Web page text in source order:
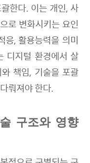
한다. 이는 개인, 사
로 변화시키는 요인
응, 활용능력을 의미
디지털 환경에서 살
책임, 기술을 포괄
뤄져야 한다.
구조와 영향